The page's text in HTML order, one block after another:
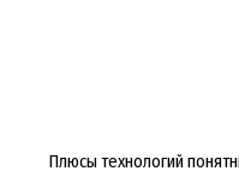
Плюсы технологий